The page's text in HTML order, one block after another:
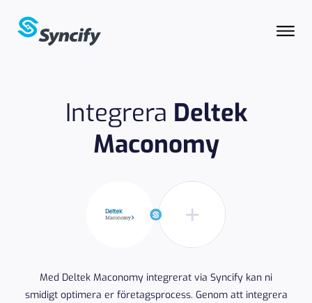
Integrera Deltek
Maconomy
Med Deltek Maconomy integrerat via Syncify kan ni
smidigt optimera er företagsprocess. Genom att integrera